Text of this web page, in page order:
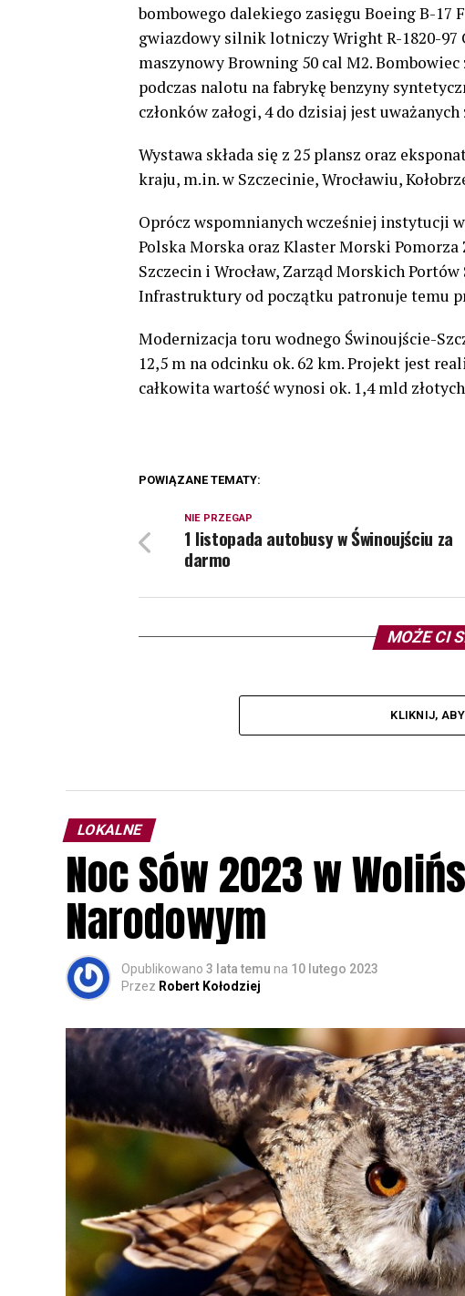
bombowego dalekiego zasięgu Boeing B-17
gwiazdowy silnik lotniczy Wright R-1820-
maszynowy Browning 50 cal M2.
podczas nalotu na fabrykę benzyny
członków załogi, 4 do dzisiaj jest
Wystawa składa się z 25 plansz oraz
kraju, m.in. w Szczecinie, Wrocławiu,
Oprócz wspomnianych wcześniej instytucji
Polska Morska oraz Klaster Morski
Szczecin i Wrocław, Zarząd Morskich
Infrastruktury od początku patronuje temu
Modernizacja toru wodnego Świnoujście-
12,5 m na odcinku ok. 62 km. Projekt jest
całkowita wartość wynosi ok. 1,4 mld
POWIĄZANE TEMATY:
NIE PRZEGAP
1 listopada autobusy w Świnoujściu za
darmo
MOŻE CI
KLIKNIJ,
LOKALNE
Noc Sów 2023 w
Narodowym
Opublikowano 3 lata temu na 10 lutego 2023
Przez Robert Kołodziej